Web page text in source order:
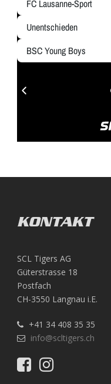
KONTAKT
SCL Tigers AG
Güterstrasse 18
Postfach
CH-3550 Langnau i.E.
+41 34 408 35 35
info@scltigers.ch